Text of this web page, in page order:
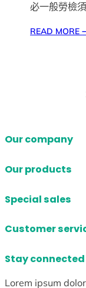
必一般勞檢
READ MORE
Our company
Our products
Special sales
Customer
Stay connected
Lorem ipsum